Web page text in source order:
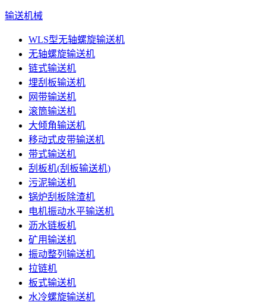
输送机械
WLS型无轴螺旋输送机
无轴螺旋输送机
链式输送机
埋刮板输送机
网带输送机
滚筒输送机
大倾角输送机
移动式皮带输送机
带式输送机
刮板机(刮板输送机)
污泥输送机
锅炉刮板除渣机
电机振动水平输送机
沥水链板机
矿用输送机
振动整列输送机
拉链机
板式输送机
水冷螺旋输送机